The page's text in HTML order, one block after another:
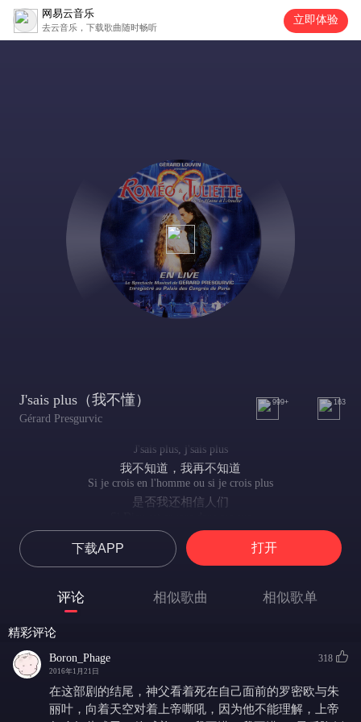
网易云音乐
去云音乐，下载歌曲随时畅听
立即体验
J'sais plus（我不懂）
Gérard Presgurvic
999+ 163
J'sais plus, j'sais plus
我不知道，我再不知道
Si je crois en l'homme ou si je crois plus
是否我还相信人们
是否上帝就在街上人群中
Oh, j'sais plus je suis perdu
我不知道，陷入迷茫
为你我抛下一切
A la chair tendre des femmes
那些易推倒的女士
下载APP 打开
评论 相似歌曲 相似歌单
精彩评论
Boron_Phage
2016年1月21日
318
在这部剧的结尾，神父看着死在自己面前的罗密欧与朱
丽叶，向着天空对着上帝嘶吼，因为他不能理解，上帝